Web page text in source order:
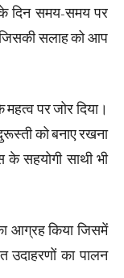
दिन समय-समय पर
जिसकी सलाह को आप
पर जोर दिया।
को बनाए रखना
सहयोगी साथी भी
आग्रह किया जिसमें
उदाहरणों का पालन